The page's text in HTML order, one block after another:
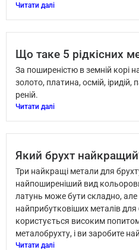
Читати далі
Що таке 5 рідкісних
За поширеністю в земній корі
золото, платина, осмій, іридій,
реній.
Читати далі
Який брухт
Три найкращі метали для
найпоширеніший вид
латунь може бути складно,
найприбутковіших металів
користується високим
металобрухту, і ви заробите
Читати далі